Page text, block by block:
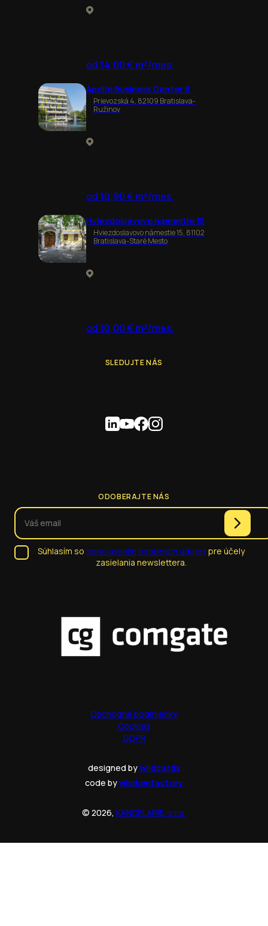
od 14,00 € m²/mes.
Apollo Business Center II
Prievozská 4, 82109 Bratislava-
Ružinov
od 10,90 € m²/mes.
Hviezdoslavovo námestie 15
Hviezdoslavovo námestie 15, 81102
Bratislava-Staré Mesto
od 10,00 € m²/mes.
SLEDUJTE NÁS
ODOBERAJTE NÁS
Súhlasím so spracúvaním osobných údajovpre účely
zasielania newslettera.
Obchodné podmienky
Cookies
GDPR
designed bywildcards
code bywisdomfactory
© 2026, KANCELARIE, s.r.o.